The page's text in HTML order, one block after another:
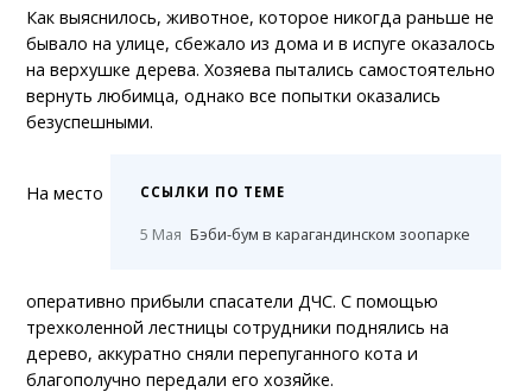
Как выяснилось, животное, которое никогда раньше не
бывало на улице, сбежало из дома и в испуге оказалось
на верхушке дерева. Хозяева пытались самостоятельно
вернуть любимца, однако все попытки оказались
безуспешными.
ССЫЛКИ ПО ТЕМЕ
5 Мая Бэби-бум в карагандинском зоопарке
На место
оперативно прибыли спасатели ДЧС. С помощью
трехколенной лестницы сотрудники поднялись на
дерево, аккуратно сняли перепуганного кота и
благополучно передали его хозяйке.